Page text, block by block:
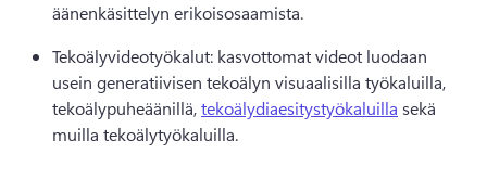
äänenkäsittelyn erikoisosaamista.
Tekoälyvideotyökalut: kasvottomat videot luodaan
usein generatiivisen tekoälyn visuaalisilla työkaluilla,
tekoälypuheäänillä, tekoälydiaesitystyökaluilla sekä
muilla tekoälytyökaluilla.